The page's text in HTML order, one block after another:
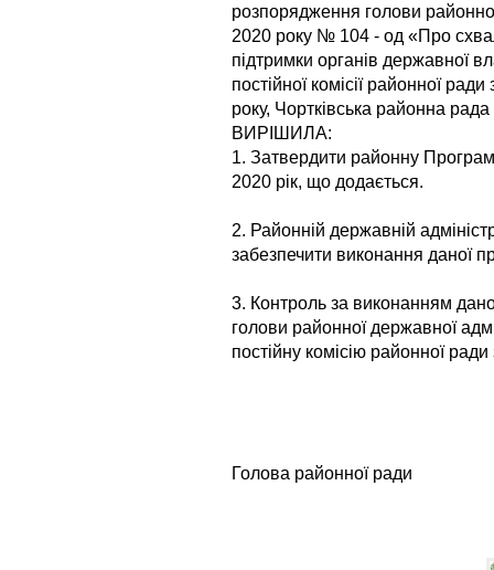
розпорядження голови
2020 року № 104 - од «Про
підтримки органів державної
постійної комісії районної
року, Чортківська районна рада
ВИРІШИЛА:
1. Затвердити районну
2020 рік, що додається.
2. Районній державній
забезпечити виконання даної
3. Контроль за виконанням
голови районної державної
постійну комісію районної
Голова районної